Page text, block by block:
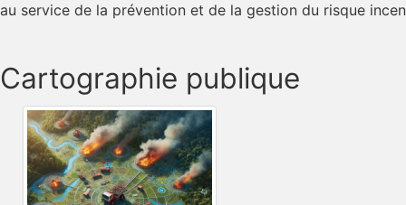
au service de la prévention et de la gestion du risque
Cartographie publique